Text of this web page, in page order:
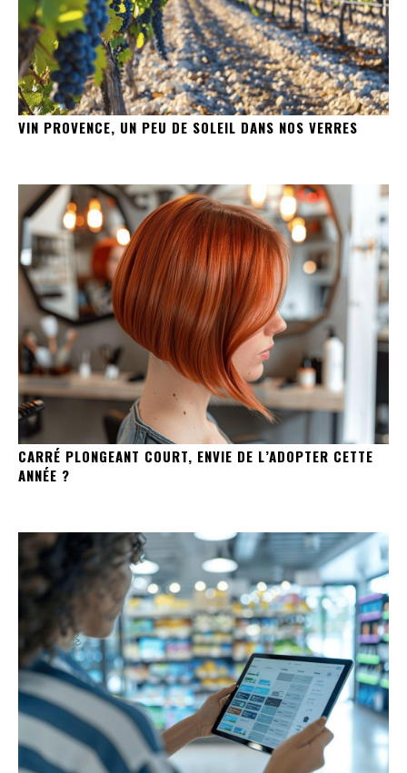
VIN PROVENCE, UN PEU DE SOLEIL DANS NOS VERRES
CARRÉ PLONGEANT COURT, ENVIE DE L’ADOPTER CETTE
ANNÉE ?